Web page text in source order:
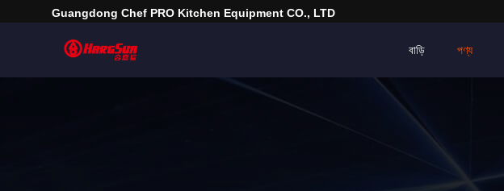
Guangdong Chef PRO Kitchen Equipment CO., LTD
বাড়ি পণ্য